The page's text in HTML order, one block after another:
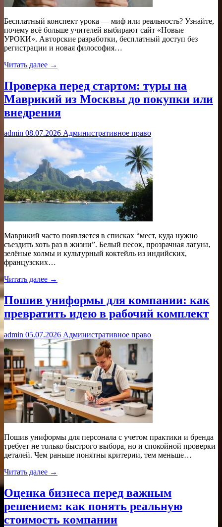
Бесплатный конспект урока — миф или реальность? Узнайте,
почему всё больше учителей выбирают сайт «Новые
УРОКИ». Авторские разработки, бесплатный доступ без
регистрации и новая философия…
Читать далее →
Проверка перед стартом: туры на
Маврикий из Москвы до покупки или
внедрения
admin 08.07.2026 Административное право
Маврикий часто появляется в списках “мест, куда нужно
съездить хоть раз в жизни”. Белый песок, прозрачная лагуна,
зелёные холмы и культурный коктейль из индийских,
французских…
Читать далее →
Пошив униформы для компании: как
превратить идею в рабочий комплект
admin 05.07.2026 Административное право
Пошив униформы для персонала с учетом практики и бренда
требует не только быстрого выбора, но и спокойной проверки
деталей. Чем раньше понятны критерии, тем меньше…
Читать далее →
Оценка бизнеса перед важным
решением: как понять реальную
стоимость компании